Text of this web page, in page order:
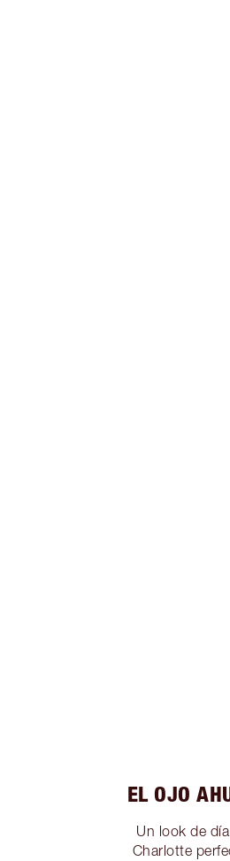
EL OJO
Un look de
Charlotte